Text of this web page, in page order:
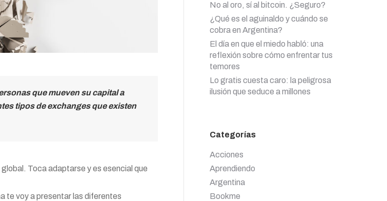
que mueven su capital a
tipos de exchanges que existen
Toca adaptarse y es esencial que
te voy a presentar las diferentes
No al oro, sí al bitcoin. ¿Seguro?
¿Qué es el aguinaldo y cuándo se
cobra en Argentina?
El día en que el miedo habló: una
reflexión sobre cómo enfrentar tus
temores
Lo gratis cuesta caro: la peligrosa
ilusión que seduce a millones
Categorías
Acciones
Aprendiendo
Argentina
Bookme